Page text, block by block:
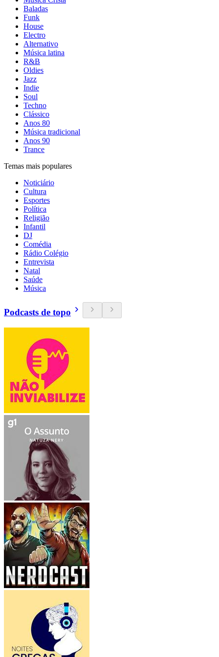
Baladas
Funk
House
Electro
Alternativo
Música latina
R&B
Oldies
Jazz
Indie
Soul
Techno
Clássico
Anos 80
Música tradicional
Anos 90
Trance
Temas mais populares
Noticiário
Cultura
Esportes
Política
Religião
Infantil
DJ
Comédia
Rádio Colégio
Entrevista
Natal
Saúde
Música
Podcasts de topo